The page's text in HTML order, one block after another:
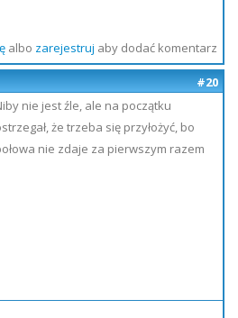
albo zarejestruj aby dodać komentarz
#20
nie jest źle, ale na początku
że trzeba się przyłożyć, bo
nie zdaje za pierwszym razem